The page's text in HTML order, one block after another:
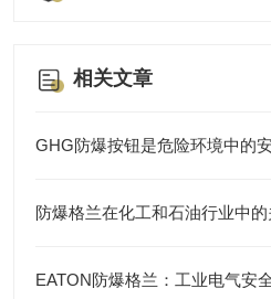
相关文章
GHG防爆按钮是危险环境中的
防爆格兰在化工和石油行业中
EATON防爆格兰：工业电气安